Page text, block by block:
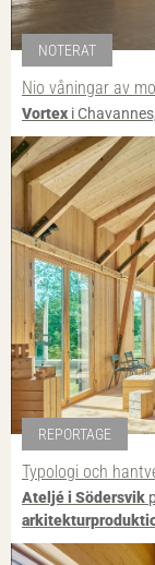
NOTERAT
Nio våningar av
Vortex i
REPORTAGE
Typologi och
Ateljé i Södersvik